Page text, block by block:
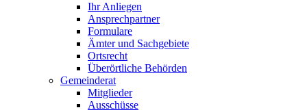
Ihr Anliegen
Ansprechpartner
Formulare
Ämter und Sachgebiete
Ortsrecht
Überörtliche Behörden
Gemeinderat
Mitglieder
Ausschüsse